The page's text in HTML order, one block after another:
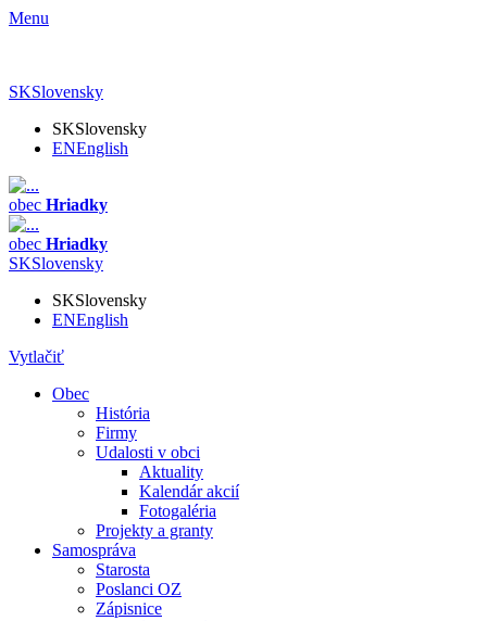
Menu
SKSlovensky
SKSlovensky
ENEnglish
obec Hriadky
obec Hriadky
SKSlovensky
SKSlovensky
ENEnglish
Vytlačiť
Obec
História
Firmy
Udalosti v obci
Aktuality
Kalendár akcií
Fotogaléria
Projekty a granty
Samospráva
Starosta
Poslanci OZ
Zápisnice